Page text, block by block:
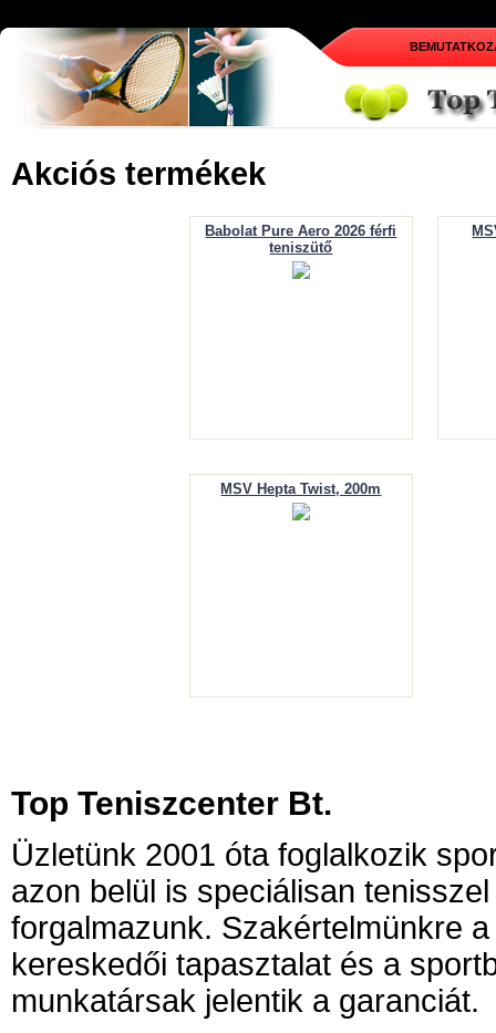
Akciós termékek
Babolat Pure Aero 2026 férfi
teniszütő
MSV Hepta Twist, 200m
Top Teniszcenter Bt.
Üzletünk 2001 óta foglalkozik
azon belül is speciálisan
forgalmazunk. Szakértelmünkre
kereskedői tapasztalat és a
munkatársak jelentik a garanciát.